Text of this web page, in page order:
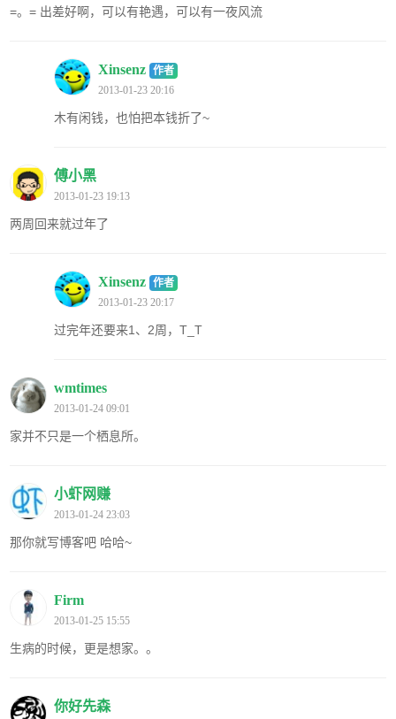
=。= 出差好啊，可以有艳遇，可以有一夜风流
Xinsenz 作者
2013-01-23 20:16
木有闲钱，也怕把本钱折了~
傅小黑
2013-01-23 19:13
两周回来就过年了
Xinsenz 作者
2013-01-23 20:17
过完年还要来1、2周，T_T
wmtimes
2013-01-24 09:01
家并不只是一个栖息所。
小虾网赚
2013-01-24 23:03
那你就写博客吧 哈哈~
Firm
2013-01-25 15:55
生病的时候，更是想家。。
你好先森